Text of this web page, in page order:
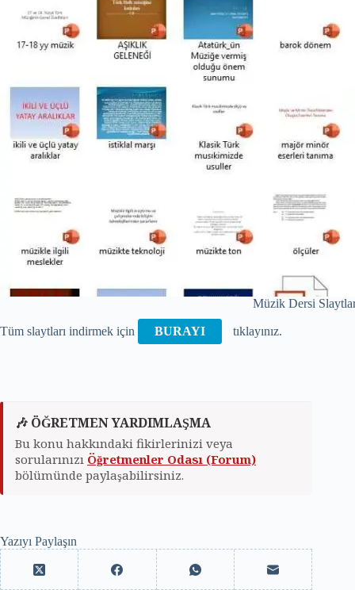
Müzik Dersi
Tüm slaytları indirmek için BURAYI tıklayınız.
🎶 ÖĞRETMEN YARDIMLAŞMA
Bu konu hakkındaki fikirlerinizi veya
sorularınızı Öğretmenler Odası (Forum)
bölümünde paylaşabilirsiniz.
Yazıyı Paylaşın